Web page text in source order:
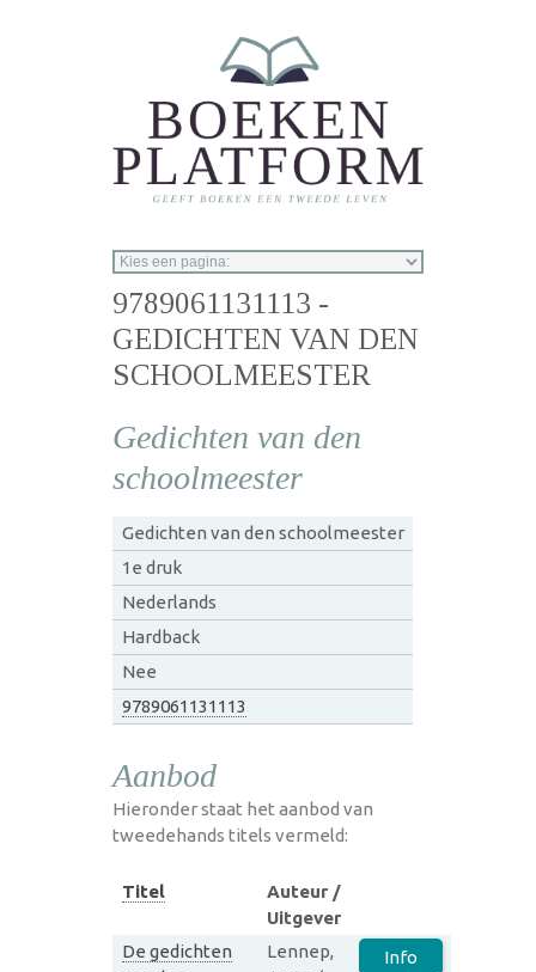
9789061131113 -
GEDICHTEN VAN DEN
SCHOOLMEESTER
Gedichten van den
schoolmeester
Gedichten van den schoolmeester
1e druk
Nederlands
Hardback
Nee
9789061131113
Aanbod
Hieronder staat het aanbod van
tweedehands titels vermeld:
Titel
Auteur /
Uitgever
De gedichten
Lennep,
Info